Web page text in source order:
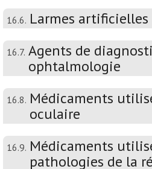
16.6. Larmes artificielles
16.7. Agents de
ophtalmologie
16.8. Médicaments
oculaire
16.9. Médicaments
pathologies de la